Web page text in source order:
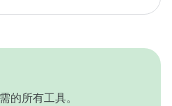
的所有工具。